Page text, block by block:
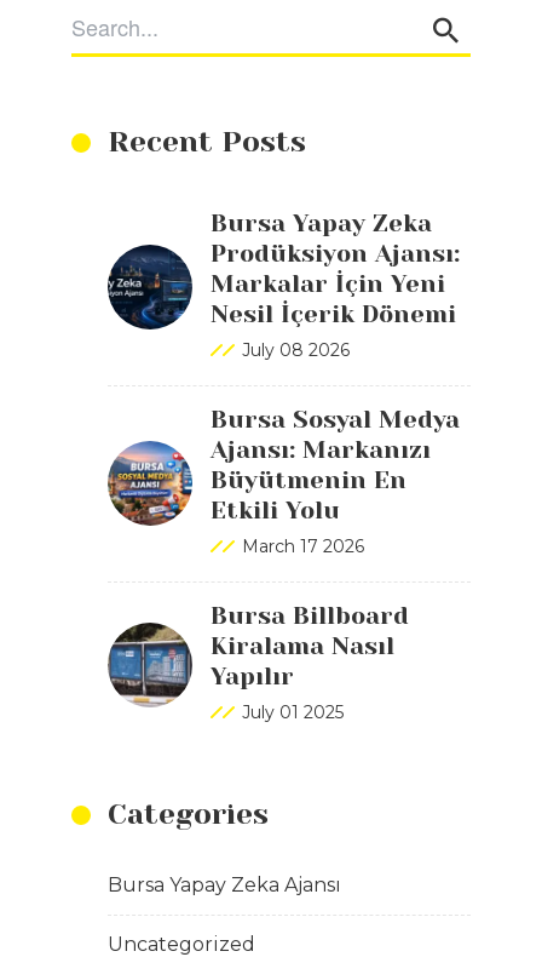
Recent Posts
Bursa Yapay Zeka
Prodüksiyon Ajansı:
Markalar İçin Yeni
Nesil İçerik Dönemi
July 08 2026
Bursa Sosyal Medya
Ajansı: Markanızı
Büyütmenin En
Etkili Yolu
March 17 2026
Bursa Billboard
Kiralama Nasıl
Yapılır
July 01 2025
Categories
Bursa Yapay Zeka Ajansı
Uncategorized